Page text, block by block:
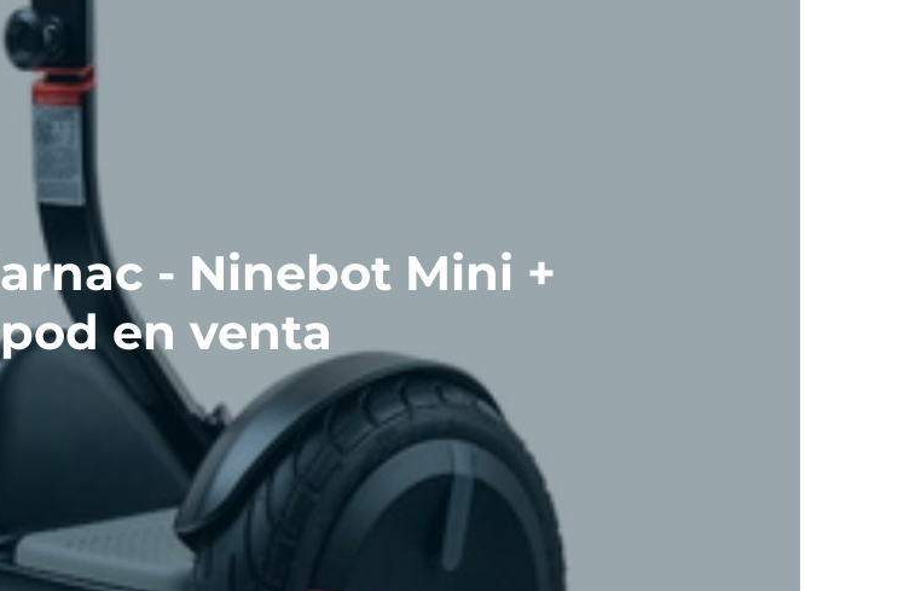
- Ninebot Mini +
en venta